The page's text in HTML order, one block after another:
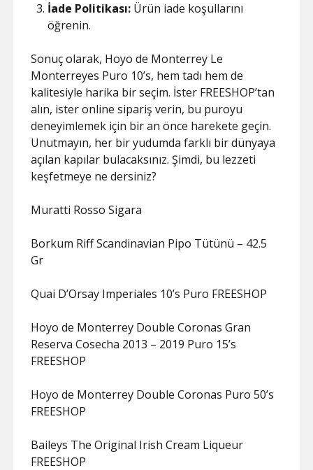
İade Politikası: Ürün iade koşullarını
öğrenin.
Sonuç olarak, Hoyo de Monterrey Le
Monterreyes Puro 10’s, hem tadı hem de
kalitesiyle harika bir seçim. İster FREESHOP’tan
alın, ister online sipariş verin, bu puroyu
deneyimlemek için bir an önce harekete geçin.
Unutmayın, her bir yudumda farklı bir dünyaya
açılan kapılar bulacaksınız. Şimdi, bu lezzeti
keşfetmeye ne dersiniz?
Muratti Rosso Sigara
Borkum Riff Scandinavian Pipo Tütünü – 42.5
Gr
Quai D’Orsay Imperiales 10’s Puro FREESHOP
Hoyo de Monterrey Double Coronas Gran
Reserva Cosecha 2013 – 2019 Puro 15’s
FREESHOP
Hoyo de Monterrey Double Coronas Puro 50’s
FREESHOP
Baileys The Original Irish Cream Liqueur
FREESHOP